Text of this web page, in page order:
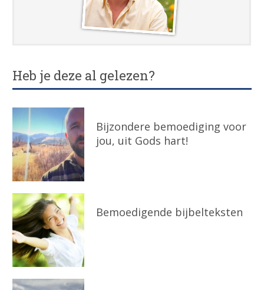
Heb je deze al gelezen?
Bijzondere bemoediging voor
jou, uit Gods hart!
Bemoedigende bijbelteksten